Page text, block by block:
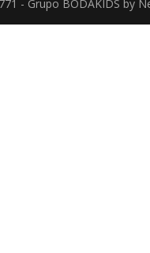
- Grupo BODAKIDS by